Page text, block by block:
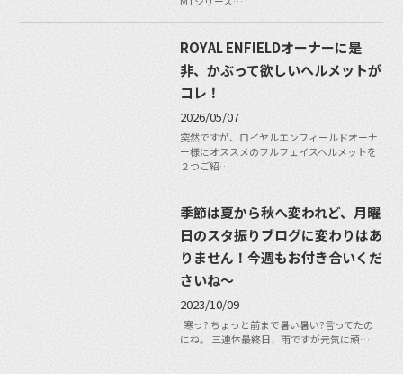
ROYAL ENFIELDオーナーに是
非、かぶって欲しいヘルメットが
コレ！
2026/05/07
突然ですが、ロイヤルエンフィールドオーナ
ー様にオススメのフルフェイスヘルメットを
２つご紹…
季節は夏から秋へ変われど、月曜
日のスタ振りブログに変わりはあ
りません！今週もお付き合いくだ
さいね〜
2023/10/09
寒っ? ちょっと前まで暑い暑い?言ってたの
にね。 三連休最終日、雨ですが元気に頑…